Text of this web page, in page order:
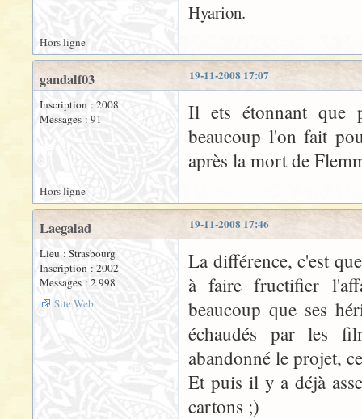
Hyarion.
Hors ligne
19-11-2008 17:07
gandalf03
Inscription : 2008
Messages : 91
Il ets étonnant que
beaucoup l'on fait
après la mort de
Hors ligne
19-11-2008 17:46
Laegalad
Lieu : Strasbourg
Inscription : 2002
Messages : 2 998
Site Web
La différence, c'est
à faire fructifier
beaucoup que ses
échaudés par les
abandonné le projet,
Et puis il y a déjà
cartons ;)